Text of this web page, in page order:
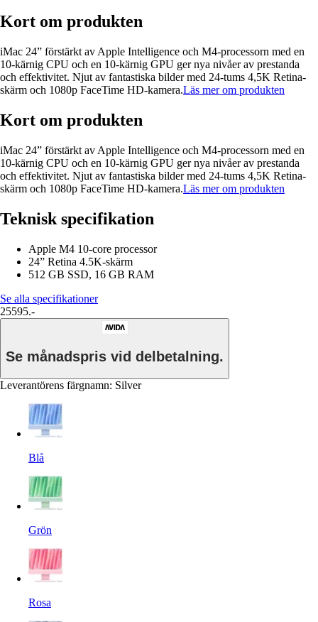
Kort om produkten
iMac 24” förstärkt av Apple Intelligence och M4-processorn med en
10-kärnig CPU och en 10-kärnig GPU ger nya nivåer av prestanda
och effektivitet. Njut av fantastiska bilder med 24-tums 4,5K Retina-
skärm och 1080p FaceTime HD-kamera.Läs mer om produkten
Kort om produkten
iMac 24” förstärkt av Apple Intelligence och M4-processorn med en
10-kärnig CPU och en 10-kärnig GPU ger nya nivåer av prestanda
och effektivitet. Njut av fantastiska bilder med 24-tums 4,5K Retina-
skärm och 1080p FaceTime HD-kamera.Läs mer om produkten
Teknisk specifikation
Apple M4 10-core processor
24” Retina 4.5K-skärm
512 GB SSD, 16 GB RAM
Se alla specifikationer
25595.-
Se månadspris vid delbetalning.
Leverantörens färgnamn: Silver
Blå
Grön
Rosa